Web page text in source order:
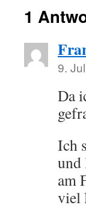
1
9.
Da
Ich
und
am
viel